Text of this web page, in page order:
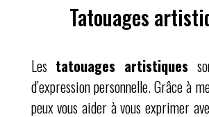
Tatouages
Les tatouages artistiques
d’expression personnelle. Grâce à
peux vous aider à vous exprimer